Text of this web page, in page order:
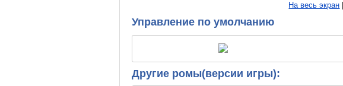
На весь экран
Управление по умолчанию
Другие ромы(версии игры):